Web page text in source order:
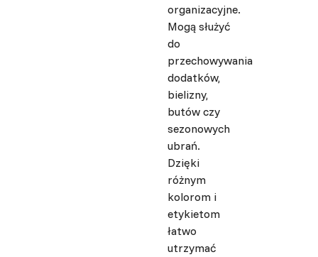
organizacyjne.
Mogą służyć
do
przechowywania
dodatków,
bielizny,
butów czy
sezonowych
ubrań.
Dzięki
różnym
kolorom i
etykietom
łatwo
utrzymać